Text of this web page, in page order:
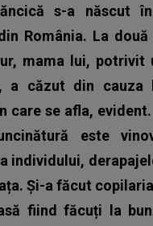
s-a născut
România. La două
mama lui, potrivit
a căzut din cauza
care se afla,
este
individului,
Și-a făcut
fiind făcuți la